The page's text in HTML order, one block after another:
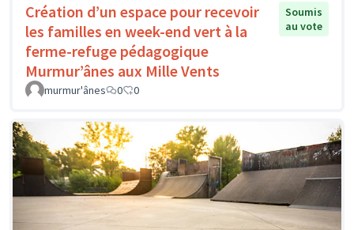
Création d’un espace pour recevoir
les familles en week-end vert à la
ferme-refuge pédagogique
Murmur’ânes aux Mille Vents
Soumis
au vote
murmur'ânes 0 0